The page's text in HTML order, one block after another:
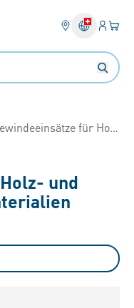
Ihr
Holz- und weiche Kunststoffmaterialien
und